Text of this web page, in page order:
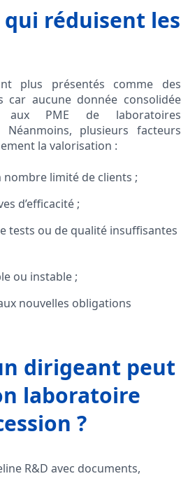
qui réduisent les
plus présentés comme des
car aucune donnée consolidée
aux PME de laboratoires
Néanmoins, plusieurs facteurs
la valorisation :
nombre limité de clients ;
d’efficacité ;
tests ou de qualité insuffisantes
ou instable ;
nouvelles obligations
dirigeant peut
laboratoire
?
R&D avec documents,